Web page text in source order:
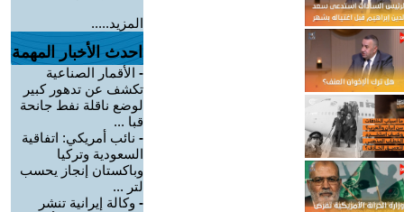
المزيد.....
احدث الأخبار المهمة
- الأقمار الصناعية
تكشف عن تدهور كبير
لوضع ناقلة نفط جانحة
قبا ...
- نائب أمريكي: اتفاقية
السعودية وتركيا
وباكستان إنجاز يحسب
لتر ...
- وكالة إيرانية تنشر